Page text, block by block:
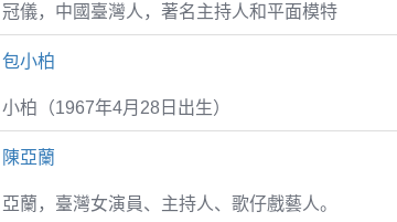
冠儀，中國臺灣人，著名主持人和平面模特
包小柏
小柏（1967年4月28日出生）
陳亞蘭
亞蘭，臺灣女演員、主持人、歌仔戲藝人。